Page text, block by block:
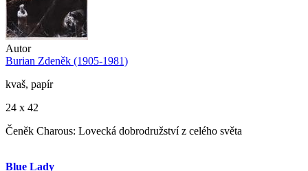
Autor
Burian Zdeněk (1905-1981)
kvaš, papír
24 x 42
Čeněk Charous: Lovecká dobrodružství z celého světa
Blue Lady